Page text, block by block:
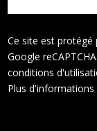
Ce site est
Google
conditions
Plus